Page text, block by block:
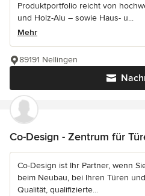
Produktportfolio reicht von
und Holz-Alu – sowie Haus- u...
Mehr
89191 Nellingen
Co-Design - Zentrum für
Co-Design ist Ihr Partner, wenn
beim Neubau, bei Ihren Türen
Qualität, qualifizierte...